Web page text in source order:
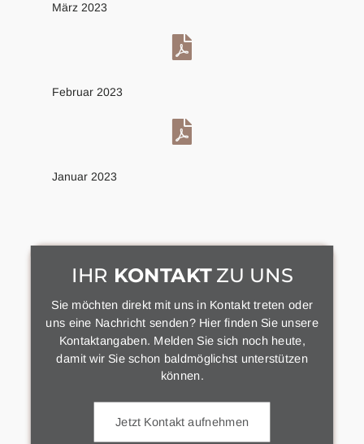
März 2023
Februar 2023
Januar 2023
IHR KONTAKTZU UNS
Sie möchten direkt mit uns in Kontakt treten oder
uns eine Nachricht senden? Hier finden Sie unsere
Kontaktangaben. Melden Sie sich noch heute,
damit wir Sie schon baldmöglichst unterstützen
können.
Jetzt Kontakt aufnehmen